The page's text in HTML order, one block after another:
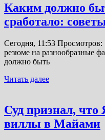
Каким должно
сработало:
Сегодня, 11:53
резюме на разнообразные
должно быть
Читать далее
Суд признал,
виллы в Майами